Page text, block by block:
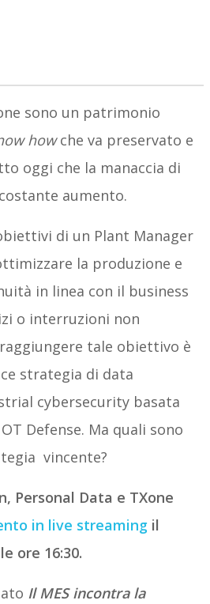
sono un patrimonio
howche va preservato e
oggi che la manaccia di
aumento.
di un Plant Manager
la produzione e
in linea con il business
o interruzioni non
tale obiettivo è
strategia di data
cybersecurity basata
Defense. Ma quali sono
vincente?
Personal Data e TXone
in live streamingil
ore 16:30.
Il MES incontra la